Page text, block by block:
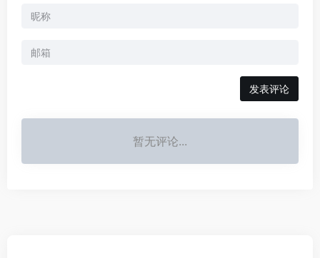
发表评论
暂无评论...